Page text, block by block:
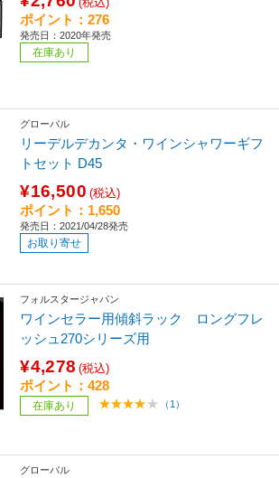
ポイント：276
発売日：2020年発売
在庫あり
グローバル
リーデルデカンタ・ワインシャワーギフ
トセット D45
¥16,500 (税込)
ポイント：1,650
発売日：2021/04/28発売
お取り寄せ
フォルスタージャパン
ワインセラー用傾斜ラック ロングフレ
ッシュ270シリーズ用
¥4,278 (税込)
ポイント：428
在庫あり （1）
グローバル